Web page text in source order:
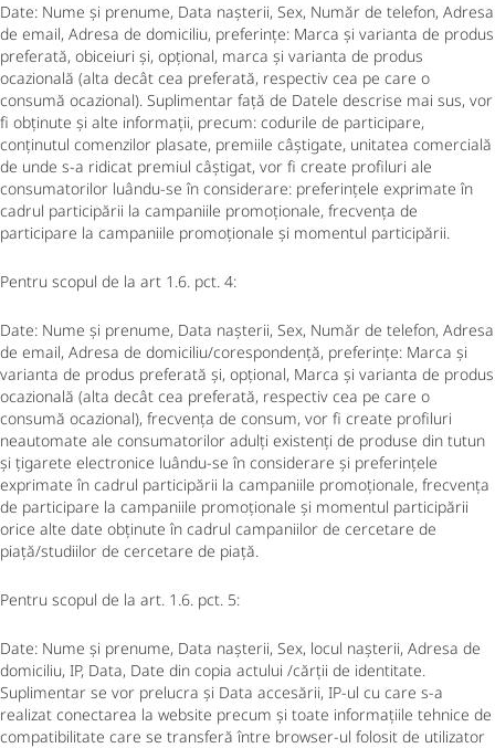
Date: Nume și prenume, Data nașterii, Sex, Număr de telefon, Adresa
de email, Adresa de domiciliu, preferințe: Marca și varianta de produs
preferată, obiceiuri și, opțional, marca și varianta de produs
ocazională (alta decât cea preferată, respectiv cea pe care o
consumă ocazional). Suplimentar față de Datele descrise mai sus, vor
fi obținute și alte informații, precum: codurile de participare,
conținutul comenzilor plasate, premiile câștigate, unitatea comercială
de unde s-a ridicat premiul câștigat, vor fi create profiluri ale
consumatorilor luându-se în considerare: preferințele exprimate în
cadrul participării la campaniile promoționale, frecvența de
participare la campaniile promoționale și momentul participării.
Pentru scopul de la art 1.6. pct. 4:
Date: Nume și prenume, Data nașterii, Sex, Număr de telefon, Adresa
de email, Adresa de domiciliu/corespondență, preferințe: Marca și
varianta de produs preferată și, opțional, Marca și varianta de produs
ocazională (alta decât cea preferată, respectiv cea pe care o
consumă ocazional), frecvența de consum, vor fi create profiluri
neautomate ale consumatorilor adulți existenți de produse din tutun
și țigarete electronice luându-se în considerare și preferințele
exprimate în cadrul participării la campaniile promoționale, frecvența
de participare la campaniile promoționale și momentul participării
orice alte date obținute în cadrul campaniilor de cercetare de
piață/studiilor de cercetare de piață.
Pentru scopul de la art. 1.6. pct. 5:
Date: Nume și prenume, Data nașterii, Sex, locul nașterii, Adresa de
domiciliu, IP, Data, Date din copia actului /cărții de identitate.
Suplimentar se vor prelucra și Data accesării, IP-ul cu care s-a
realizat conectarea la website precum și toate informațiile tehnice de
compatibilitate care se transferă între browser-ul folosit de utilizator